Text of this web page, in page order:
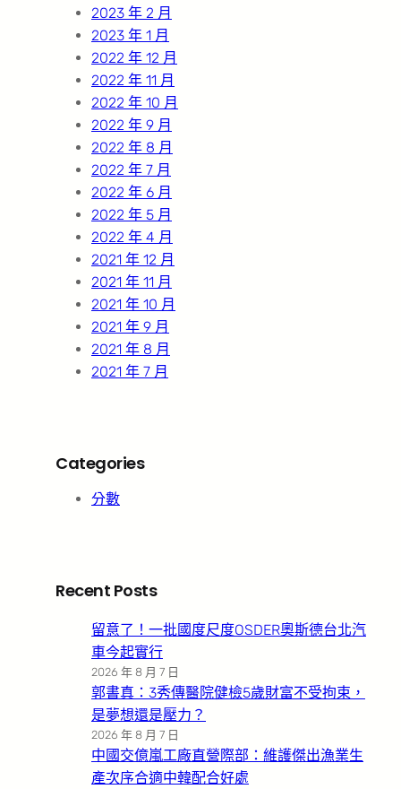
2023 年 2 月
2023 年 1 月
2022 年 12 月
2022 年 11 月
2022 年 10 月
2022 年 9 月
2022 年 8 月
2022 年 7 月
2022 年 6 月
2022 年 5 月
2022 年 4 月
2021 年 12 月
2021 年 11 月
2021 年 10 月
2021 年 9 月
2021 年 8 月
2021 年 7 月
Categories
分數
Recent Posts
留意了！一批國度尺度OSDER奧斯德台北汽
車今起實行
2026 年 8 月 7 日
郭書真：3秀傳醫院健檢5歲財富不受拘束，
是夢想還是壓力？
2026 年 8 月 7 日
中國交億嵐工廠直營際部：維護傑出漁業生
產次序合適中韓配合好處